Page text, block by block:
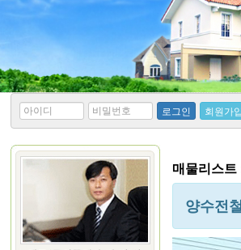
*
아
디
*
비
번
호
로그인 회원가입
매물리스
양수전